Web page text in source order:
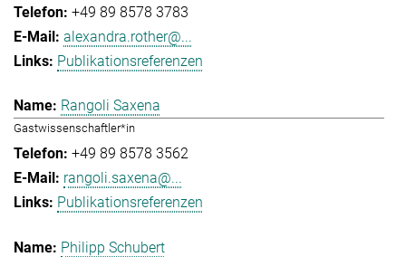
+49 89 8578 3783
alexandra.rother@...
Publikationsreferenzen
Rangoli Saxena
Gastwissenschaftler*in
+49 89 8578 3562
rangoli.saxena@...
Publikationsreferenzen
Philipp Schubert